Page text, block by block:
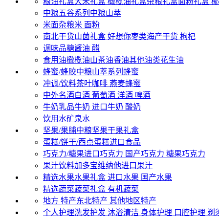
中粮五谷系列 中粮山萃
米面杂粮米 面粉
南北干货山菌礼盒 好想你枣类海产干货 枸杞
调味品糖酱油 醋
食用油橄榄油山茶油香油其他油类花生油
蜂蜜/蜂胶中粮山萃系列蜂蜜
冲调/饮料茶叶咖啡 燕麦蜂蜜
中外名酒白酒 葡萄酒 洋酒 啤酒
牛奶乳品牛奶 进口牛奶 酸奶
饮用水矿泉水
坚果/果脯中粮坚果干果礼盒
蛋糕/饼干/西点蛋糕进口食品
巧克力/糖果进口巧克力 国产巧克力 糖果巧克力
果汁饮料加多宝维纳他进口果汁
精选水果水果礼盒 进口水果 国产水果
精选蔬菜蔬菜礼盒 有机蔬菜
地方 特产东北特产 其他地区特产
个人护理洗发护发 沐浴清洁 身体护理 口腔护理 剃